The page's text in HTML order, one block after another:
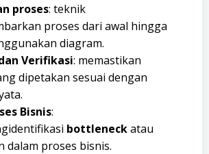
proses: teknik
proses dari awal hingga
diagram.
Verifikasi: memastikan
dipetakan sesuai dengan
Bisnis:
bottleneckatau
dalam proses bisnis.